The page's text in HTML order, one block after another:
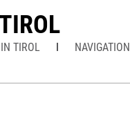
TIROL NAVIGATION